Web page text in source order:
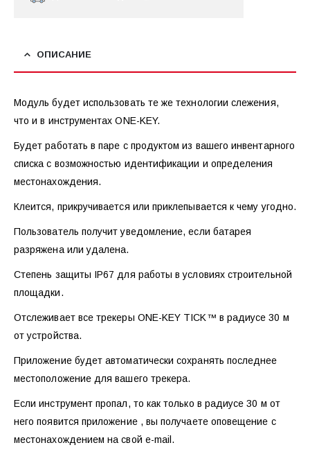
ОПИСАНИЕ
Модуль будет использовать те же технологии слежения,
что и в инструментах ONE-KEY.
Будет работать в паре с продуктом из вашего инвентарного
списка с возможностью идентификации и определения
местонахождения.
Клеится, прикручивается или приклепывается к чему угодно.
Пользователь получит уведомление, если батарея
разряжена или удалена.
Степень защиты IP67 для работы в условиях строительной
площадки.
Отслеживает все трекеры ONE-KEY TICK™ в радиусе 30 м
от устройства.
Приложение будет автоматически сохранять последнее
местоположение для вашего трекера.
Если инструмент пропал, то как только в радиусе 30 м от
него появится приложение , вы получаете оповещение с
местонахождением на свой e-mail.